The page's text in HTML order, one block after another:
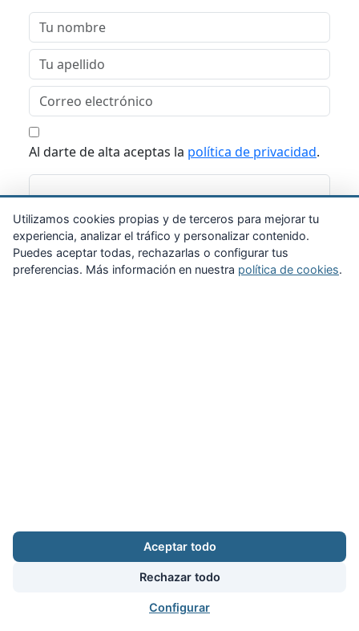
Al darte de alta aceptas la política de privacidad.
Suscribirme
Aviso legal · Cookies · Configurar cookies · Privacidad · Contacto
Calle Puerto Rico, 29 local C · 28016 Madrid
augc@augc.org
91 362 45 86
Facebook
Utilizamos cookies propias y de terceros para mejorar tu
experiencia, analizar el tráfico y personalizar contenido.
Puedes aceptar todas, rechazarlas o configurar tus
preferencias. Más información en nuestra política de cookies.
Aceptar todo
Rechazar todo
Configurar